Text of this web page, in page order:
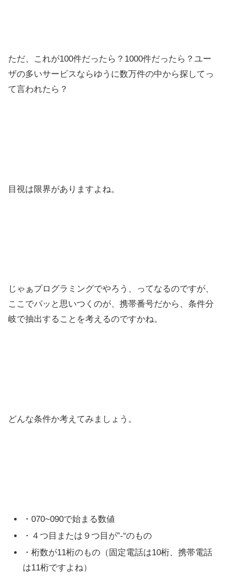
ただ、これが100件だったら？1000件だったら？ユー
ザの多いサービスならゆうに数万件の中から探してっ
て言われたら？
目視は限界がありますよね。
じゃぁプログラミングでやろう、ってなるのですが、
ここでパッと思いつくのが、携帯番号だから、条件分
岐で抽出することを考えるのですかね。
どんな条件か考えてみましょう。
・070~090で始まる数値
・４つ目または９つ目が”-“のもの
・桁数が11桁のもの（固定電話は10桁、携帯電話
は11桁ですよね）